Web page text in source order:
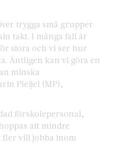
trygga små grupper
takt. I många fall är
stora och vi ser hur
Äntligen kan vi göra en
minska
Pleijel (MP),
förskolepersonal,
att mindre
fler vill jobba inom